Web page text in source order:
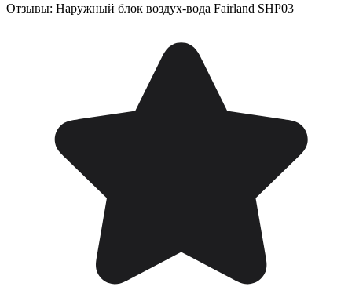
Отзывы: Наружный блок воздух-вода Fairland SHP03